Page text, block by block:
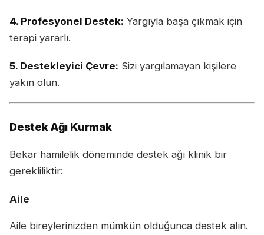
4. Profesyonel Destek: Yargıyla başa çıkmak için
terapi yararlı.
5. Destekleyici Çevre: Sizi yargılamayan kişilere
yakın olun.
Destek Ağı Kurmak
Bekar hamilelik döneminde destek ağı klinik bir
gerekliliktir:
Aile
Aile bireylerinizden mümkün olduğunca destek alın.